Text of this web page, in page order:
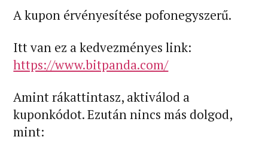
A kupon érvényesítése pofonegyszerű.
Itt van ez a kedvezményes link:
https://www.bitpanda.com/
Amint rákattintasz, aktiválod a
kuponkódot. Ezután nincs más dolgod,
mint: